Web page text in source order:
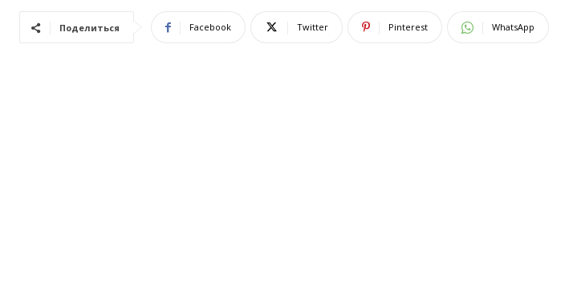
Поделиться Facebook Twitter Pinterest WhatsApp